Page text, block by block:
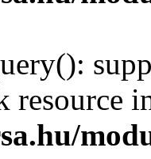
resource